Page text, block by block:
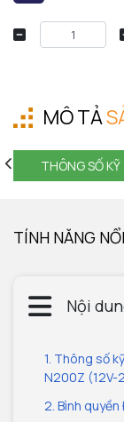
MÔ TẢ
THÔNG SỐ
TÍNH NĂNG
Nội
1. Thông số
N200Z (12V-
2. Bình